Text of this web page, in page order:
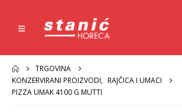
TRGOVINA
KONZERVIRANI PROIZVODI, RAJČICA I UMACI
PIZZA UMAK 4100 G MUTTI